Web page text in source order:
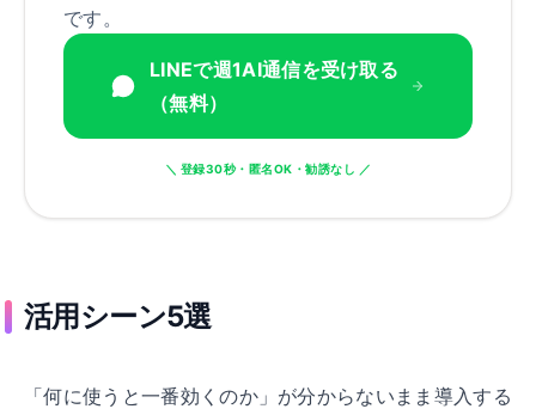
です。
LINEで週1AI通信を受け取る
（無料）
＼ 登録30秒・匿名OK・勧誘なし ／
活用シーン5選
「何に使うと一番効くのか」が分からないまま導入する